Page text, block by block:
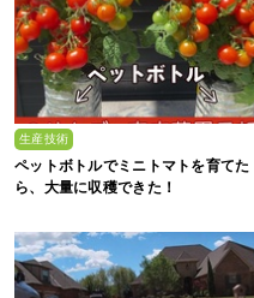
生産技術
ペットボトルでミニトマトを育てた
ら、大量に収穫できた！